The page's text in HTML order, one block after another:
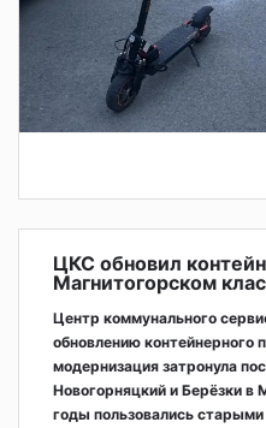
ЦКС обновил
Магнитогорском
Центр коммунального
обновлению контейнерного
модернизация затронула
Новогорняцкий и Берёзки в
годы пользовались